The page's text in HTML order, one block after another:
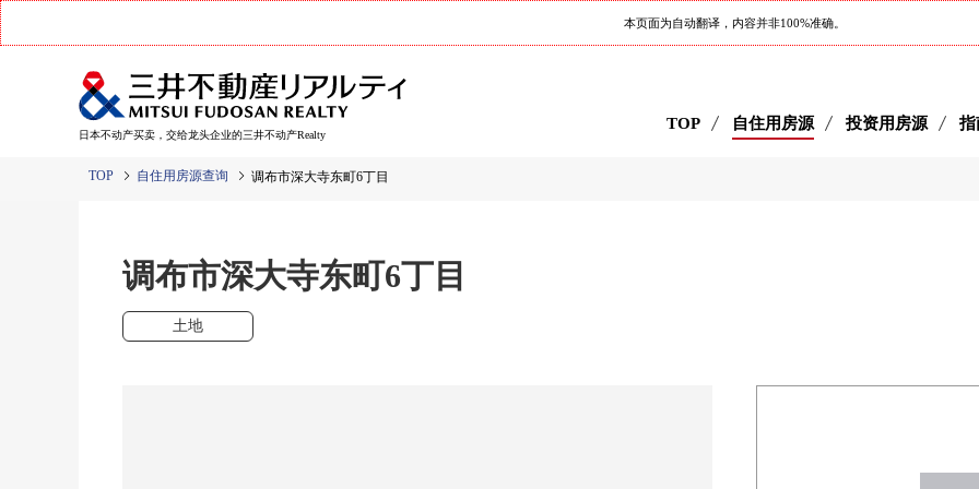
本页面为自动翻译，内容并非100%准确。
日本不动产买卖，交给龙头企业的三井不动产Realty
TOP 自住用房源 投资用房源 指
TOP 自住用房源查询 调布市深大寺东町6丁目
调布市深大寺东町6丁目
土地